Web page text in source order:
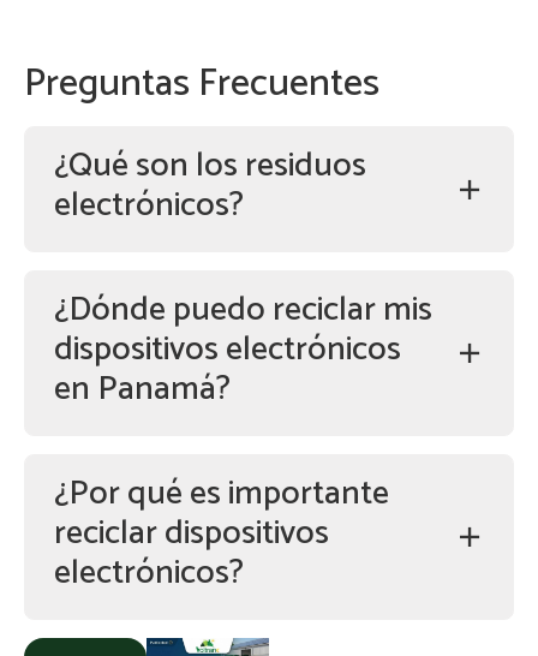
Preguntas Frecuentes
¿Qué son los residuos
electrónicos?
¿Dónde puedo reciclar mis
dispositivos electrónicos
en Panamá?
¿Por qué es importante
reciclar dispositivos
electrónicos?